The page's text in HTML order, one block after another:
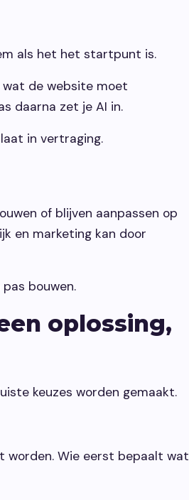
als het het startpunt is.
wat de website moet
daarna zet je AI in.
in vertraging.
of blijven aanpassen op
en marketing kan door
bouwen.
oplossing,
keuzes worden gemaakt.
worden. Wie eerst bepaalt wat